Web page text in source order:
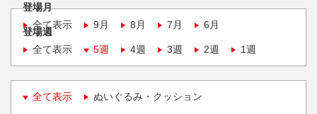
登場月
全て表示
9月 8月 7月 6月
登場週
全て表示
5週 4週 3週 2週 1週
全て表示 ぬいぐるみ・クッション